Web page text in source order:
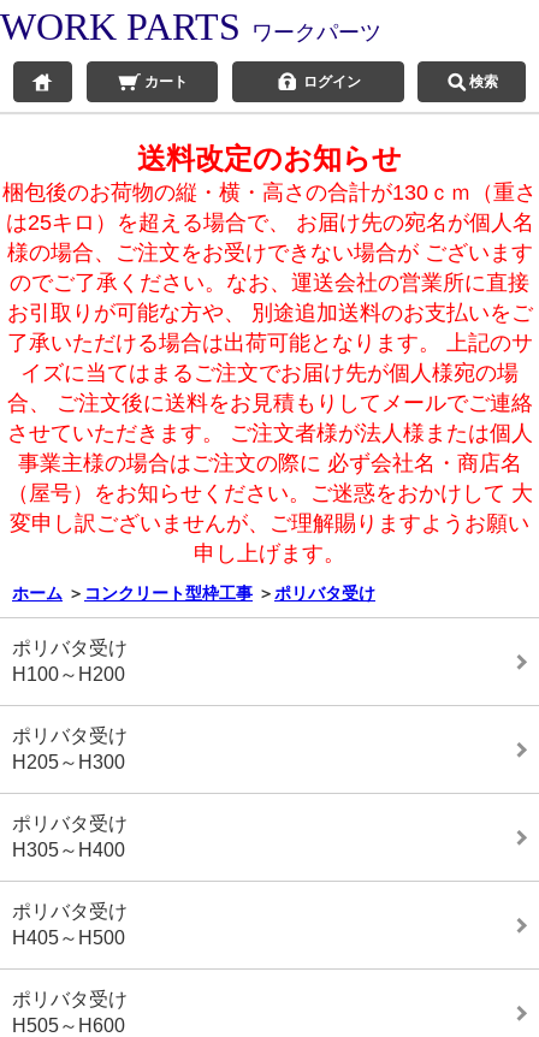
WORK PARTS ワークパーツ
カート ログイン 検索
送料改定のお知らせ
梱包後のお荷物の縦・横・高さの合計が130ｃｍ（重さ
は25キロ）を超える場合で、 お届け先の宛名が個人名
様の場合、ご注文をお受けできない場合が ございます
のでご了承ください。なお、運送会社の営業所に直接
お引取りが可能な方や、 別途追加送料のお支払いをご
了承いただける場合は出荷可能となります。 上記のサ
イズに当てはまるご注文でお届け先が個人様宛の場
合、 ご注文後に送料をお見積もりしてメールでご連絡
させていただきます。 ご注文者様が法人様または個人
事業主様の場合はご注文の際に 必ず会社名・商店名
（屋号）をお知らせください。ご迷惑をおかけして 大
変申し訳ございませんが、ご理解賜りますようお願い
申し上げます。
ホーム ＞ コンクリート型枠工事 ＞ポリバタ受け
ポリバタ受け
H100～H200
ポリバタ受け
H205～H300
ポリバタ受け
H305～H400
ポリバタ受け
H405～H500
ポリバタ受け
H505～H600